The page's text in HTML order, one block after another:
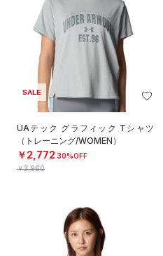
SALE
UAテック グラフィック Tシャツ
（トレーニング/WOMEN）
￥2,772 30%OFF
￥3,960